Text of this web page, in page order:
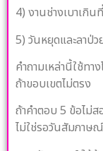
4) งานช่างเบาเกิ
5) วันหยุดและลาป่
คำถามเหล่านี้ใช้ท
ถ้าขอบเขตไม่ตรง
ถ้าคำตอบ 5 ข้อไ
ไม่ใช่รอวันสัมภาษ